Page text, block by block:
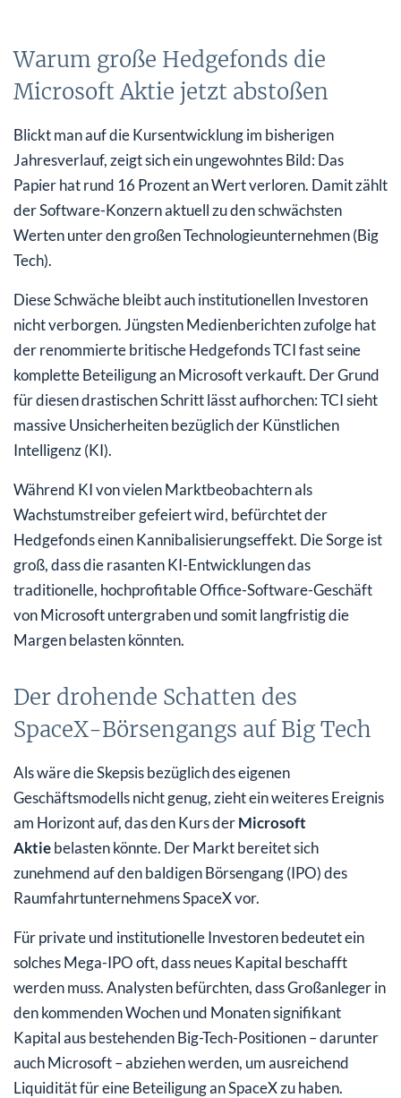
Warum große Hedgefonds die
Microsoft Aktie jetzt abstoßen
Blickt man auf die Kursentwicklung im bisherigen
Jahresverlauf, zeigt sich ein ungewohntes Bild: Das
Papier hat rund 16 Prozent an Wert verloren. Damit zählt
der Software-Konzern aktuell zu den schwächsten
Werten unter den großen Technologieunternehmen (Big
Tech).
Diese Schwäche bleibt auch institutionellen Investoren
nicht verborgen. Jüngsten Medienberichten zufolge hat
der renommierte britische Hedgefonds TCI fast seine
komplette Beteiligung an Microsoft verkauft. Der Grund
für diesen drastischen Schritt lässt aufhorchen: TCI sieht
massive Unsicherheiten bezüglich der Künstlichen
Intelligenz (KI).
Während KI von vielen Marktbeobachtern als
Wachstumstreiber gefeiert wird, befürchtet der
Hedgefonds einen Kannibalisierungseffekt. Die Sorge ist
groß, dass die rasanten KI-Entwicklungen das
traditionelle, hochprofitable Office-Software-Geschäft
von Microsoft untergraben und somit langfristig die
Margen belasten könnten.
Der drohende Schatten des
SpaceX-Börsengangs auf Big Tech
Als wäre die Skepsis bezüglich des eigenen
Geschäftsmodells nicht genug, zieht ein weiteres Ereignis
am Horizont auf, das den Kurs derMicrosoft
Aktiebelasten könnte. Der Markt bereitet sich
zunehmend auf den baldigen Börsengang (IPO) des
Raumfahrtunternehmens SpaceX vor.
Für private und institutionelle Investoren bedeutet ein
solches Mega-IPO oft, dass neues Kapital beschafft
werden muss. Analysten befürchten, dass Großanleger in
den kommenden Wochen und Monaten signifikant
Kapital aus bestehenden Big-Tech-Positionen – darunter
auch Microsoft – abziehen werden, um ausreichend
Liquidität für eine Beteiligung an SpaceX zu haben.